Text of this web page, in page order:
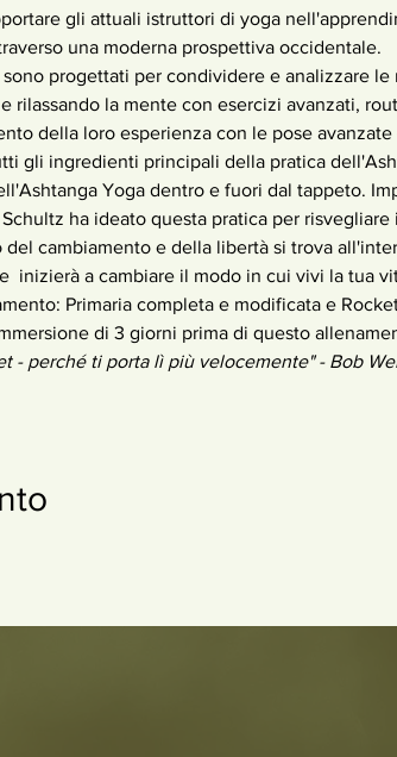
una moderna prospettiva occidentale.
rilassando la mente con esercizi avanzati,
della loro esperienza con le pose avanzate
Yoga dentro e fuori dal tappeto.
ha ideato questa pratica per
cambiamento e della libertà si trova
inizierà a cambiare il modo in cui vivi la tua
Primaria completa e modificata e
di 3 giorni prima di questo
- perché ti porta lì più velocemente" - Bob